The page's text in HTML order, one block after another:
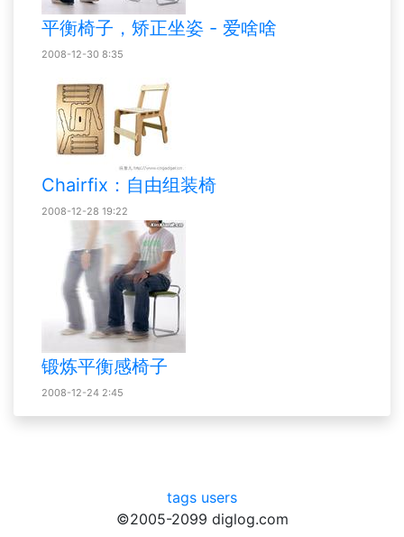
平衡椅子，矫正坐姿 - 爱啥啥
2008-12-30 8:35
Chairfix：自由组装椅
2008-12-28 19:22
锻炼平衡感椅子
2008-12-24 2:45
tags users
©2005-2099 diglog.com